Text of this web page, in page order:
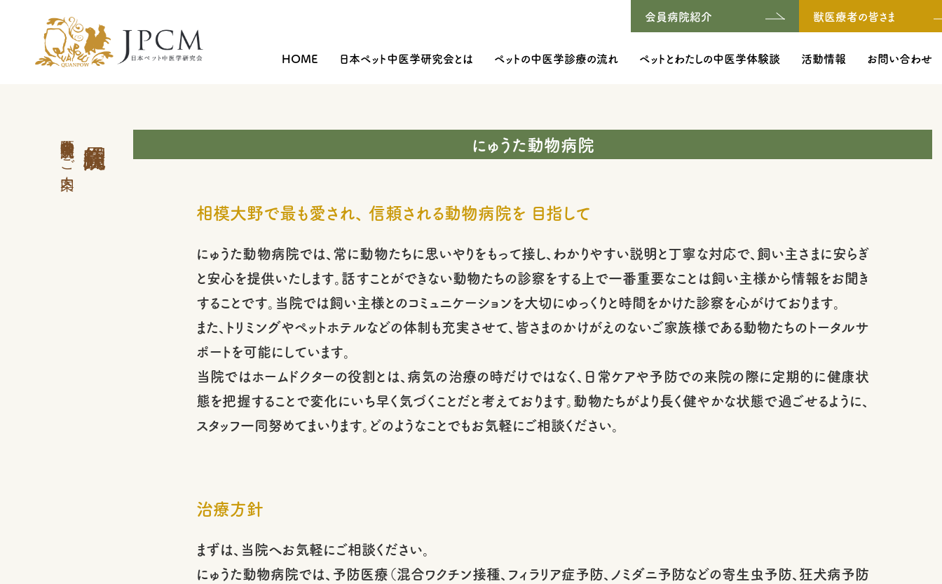
HOME 日本ペット中医学研究会とは ペットの中医学診療の流れ ペットとわたしの中医学体験談 活動情報 お問い合わせ
会員病院紹介 獣医療者の皆さま
中医学外来 会員病院のご案内 にゅうた動物病院
相模大野で最も愛され、 信頼される動物病院を 目指して
にゅうた動物病院では、常に動物たちに思いやりをもって接し、わかりやすい説明と丁寧な対応で、飼い主さまに安らぎ
と安心を提供いたします。話すことができない動物たちの診察をする上で一番重要なことは飼い主様から情報をお聞き
することです。当院では飼い主様とのコミュニケーションを大切にゆっくりと時間をかけた診察を心がけております。
また、トリミングやペットホテルなどの体制も充実させて、皆さまのかけがえのないご家族様である動物たちのトータルサ
ポートを可能にしています。
当院ではホームドクターの役割とは、病気の治療の時だけではなく、日常ケアや予防での来院の際に定期的に健康状
態を把握することで変化にいち早く気づくことだと考えております。動物たちがより長く健やかな状態で過ごせるように、
スタッフ一同努めてまいります。どのようなことでもお気軽にご相談ください。
治療方針
まずは、当院へお気軽にご相談ください。
にゅうた動物病院では、予防医療（混合ワクチン接種、フィラリア症予防、ノミダニ予防などの寄生虫予防、狂犬病予防